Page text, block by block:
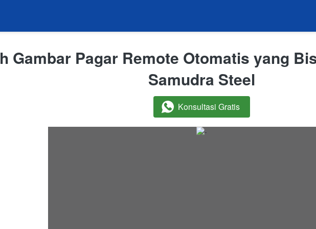
Gambar Pagar Remote Otomatis yang
Samudra Steel
` Konsultasi Gratis